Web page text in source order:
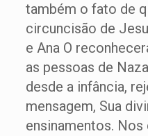
também o fato de
circuncisão de
e Ana O
as pessoas de
desde a infância,
mensagem, Sua
ensinamentos. Nos